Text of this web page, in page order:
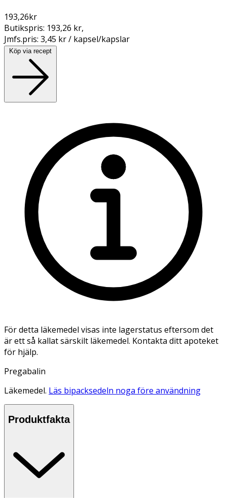
193,26kr
Butikspris: 193,26 kr,
Jmfs.pris: 3,45 kr / kapsel/kapslar
Köp via recept
För detta läkemedel visas inte lagerstatus eftersom det
är ett så kallat särskilt läkemedel. Kontakta ditt apoteket
för hjälp.
Pregabalin
Läkemedel. Läs bipacksedeln noga före användning
Produktfakta